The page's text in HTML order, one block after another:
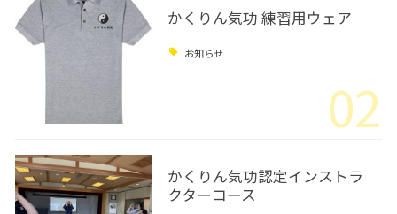
かくりん気功 練習用ウェア
お知らせ
02
かくりん気功認定インストラ
クターコース